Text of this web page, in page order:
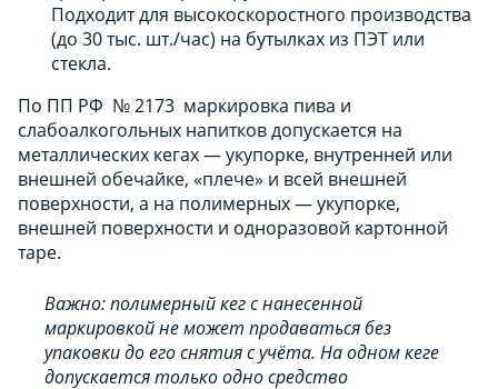
Подходит для высокоскоростного производства
(до 30 тыс. шт./час) на бутылках из ПЭТ или
стекла.
По ПП РФ № 2173 маркировка пива и
слабоалкогольных напитков допускается на
металлических кегах — укупорке, внутренней или
внешней обечайке, «плече» и всей внешней
поверхности, а на полимерных — укупорке,
внешней поверхности и одноразовой картонной
таре.
Важно: полимерный кег с нанесенной
маркировкой не может продаваться без
упаковки до его снятия с учёта. На одном кеге
допускается только одно средство